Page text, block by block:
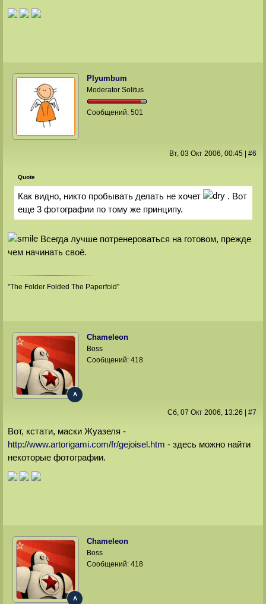
Plyumbum
Moderator Solitus
Сообщений:501
Вт, 03 Окт 2006, 00:45 #6
Quote
Как видно, никто пробывать делать не хочет
. Вот
еще 3 фотографии по тому же принципу.
Всегда лучше потренероваться на готовом, прежде
чем начинать своё.
"The Folder Folded The Paperfold"
Chameleon
A
Boss
Сообщений:418
Сб, 07 Окт 2006, 13:26 #7
Вот, кстати, маски Жуазеля -
http://www.artorigami.com/fr/gejoisel.htm - здесь можно найти
некоторые фотографии.
Chameleon
A
Boss
Сообщений:418